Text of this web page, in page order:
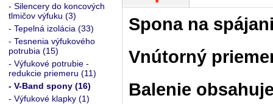
- Silencery do koncových
tlmičov výfuku (3)
- Tepelná izolácia (33)
- Tesnenia výfukového
potrubia (15)
- Výfukové potrubie -
redukcie priemeru (11)
- V-Band spony (16)
- Výfukové klapky (1)
Spona na
Vnútorný
Balenie